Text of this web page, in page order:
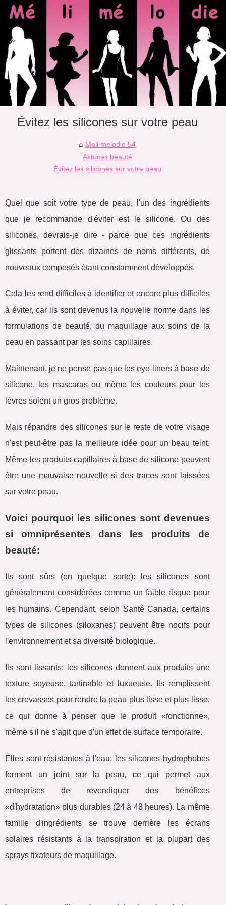
Évitez les silicones sur votre peau
Meli melodie 54
Astuces beauté
Évitez les silicones sur votre peau
Quel que soit votre type de peau, l'un des ingrédients
que je recommande d'éviter est le silicone. Ou des
silicones, devrais-je dire - parce que ces ingrédients
glissants portent des dizaines de noms différents, de
nouveaux composés étant constamment développés.
Cela les rend difficiles à identifier et encore plus difficiles
à éviter, car ils sont devenus la nouvelle norme dans les
formulations de beauté, du maquillage aux soins de la
peau en passant par les soins capillaires.
Maintenant, je ne pense pas que les eye-liners à base de
silicone, les mascaras ou même les couleurs pour les
lèvres soient un gros problème.
Mais répandre des silicones sur le reste de votre visage
n'est peut-être pas la meilleure idée pour un beau teint.
Même les produits capillaires à base de silicone peuvent
être une mauvaise nouvelle si des traces sont laissées
sur votre peau.
Voici pourquoi les silicones sont devenues
si omniprésentes dans les produits de
beauté:
Ils sont sûrs (en quelque sorte): les silicones sont
généralement considérées comme un faible risque pour
les humains. Cependant, selon Santé Canada, certains
types de silicones (siloxanes) peuvent être nocifs pour
l'environnement et sa diversité biologique.
Ils sont lissants: les silicones donnent aux produits une
texture soyeuse, tartinable et luxueuse. Ils remplissent
les crevasses pour rendre la peau plus lisse et plus lisse,
ce qui donne à penser que le produit «fonctionne»,
même s'il ne s'agit que d'un effet de surface temporaire.
Elles sont résistantes à l'eau: les silicones hydrophobes
forment un joint sur la peau, ce qui permet aux
entreprises de revendiquer des bénéfices
«d'hydratation» plus durables (24 à 48 heures). La même
famille d'ingrédients se trouve derrière les écrans
solaires résistants à la transpiration et la plupart des
sprays fixateurs de maquillage.